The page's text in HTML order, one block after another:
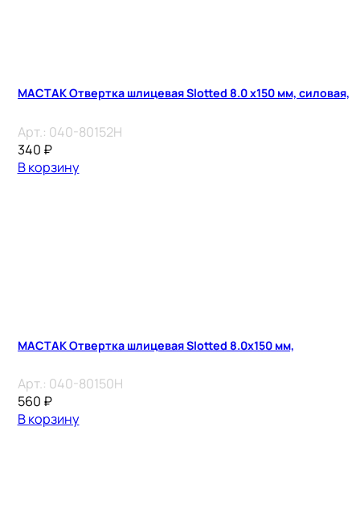
МАСТАК Отвертка шлицевая Slotted 8.0 x150 мм, силовая,
Арт.: 040-80152H
340 ₽
В корзину
МАСТАК Отвертка шлицевая Slotted 8.0х150 мм,
Арт.: 040-80150H
560 ₽
В корзину